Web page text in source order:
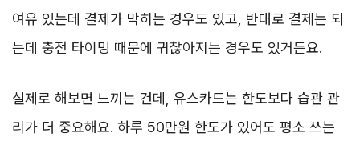
여유 있는데 결제가 막히는 경우도 있고, 반대로 결제는 되
는데 충전 타이밍 때문에 귀찮아지는 경우도 있거든요.
실제로 해보면 느끼는 건데, 유스카드는 한도보다 습관 관
리가 더 중요해요. 하루 50만원 한도가 있어도 평소 쓰는